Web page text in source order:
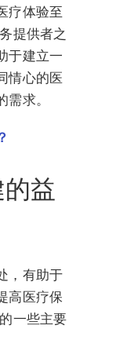
疗体验至
提供者之
于建立一
情心的医
求。
益
，有助于
高医疗保
一些主要